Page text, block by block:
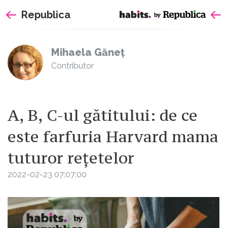
Republica
Mihaela Găneț
Contributor
A, B, C-ul gătitului: de ce
este farfuria Harvard mama
tuturor rețetelor
2022-02-23 07:07:00